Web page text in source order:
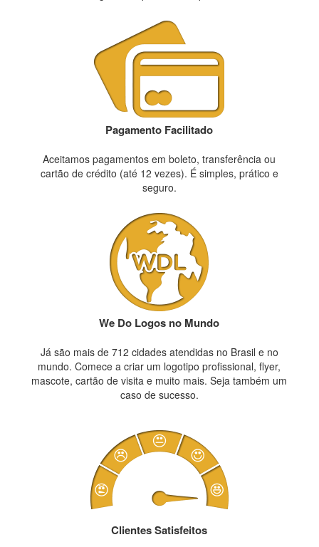
Pagamento Facilitado
Aceitamos pagamentos em boleto, transferência ou
cartão de crédito (até 12 vezes). É simples, prático e
seguro.
We Do Logos no Mundo
Já são mais de 712 cidades atendidas no Brasil e no
mundo. Comece a criar um logotipo profissional, flyer,
mascote, cartão de visita e muito mais. Seja também um
caso de sucesso.
Clientes Satisfeitos